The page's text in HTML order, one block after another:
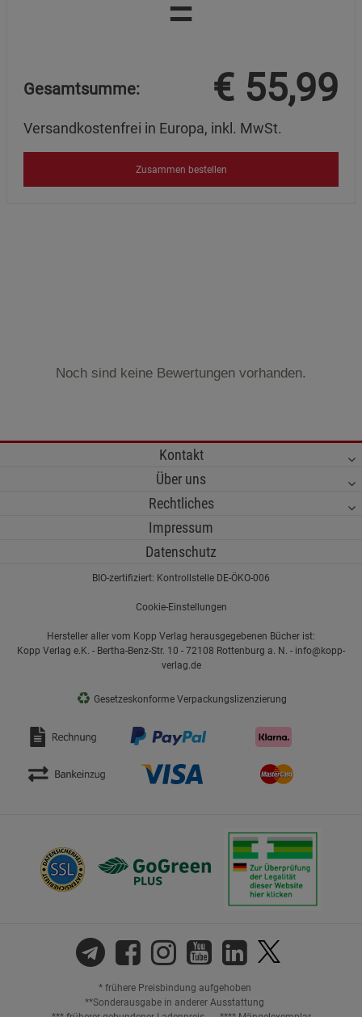
=
Gesamtsumme: € 55,99
Versandkostenfrei in Europa, inkl. MwSt.
Zusammen bestellen
Noch sind keine Bewertungen vorhanden.
Kontakt
Über uns
Rechtliches
Impressum
Datenschutz
BIO-zertifiziert: Kontrollstelle DE-ÖKO-006
Cookie-Einstellungen
Hersteller aller vom Kopp Verlag herausgegebenen Bücher ist:
Kopp Verlag e.K. - Bertha-Benz-Str. 10 - 72108 Rottenburg a. N. - info@kopp-
verlag.de
♻ Gesetzeskonforme Verpackungslizenzierung
* frühere Preisbindung aufgehoben
**Sonderausgabe in anderer Ausstattung